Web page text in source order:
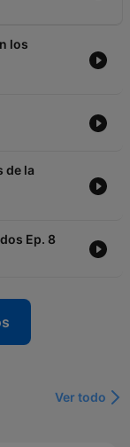
los
de la
Ep. 8
Ver todo